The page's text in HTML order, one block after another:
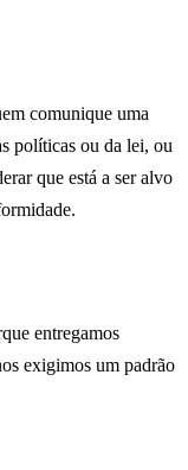
comunique uma
políticas ou da lei, ou
que está a ser alvo
entregamos
exigimos um padrão